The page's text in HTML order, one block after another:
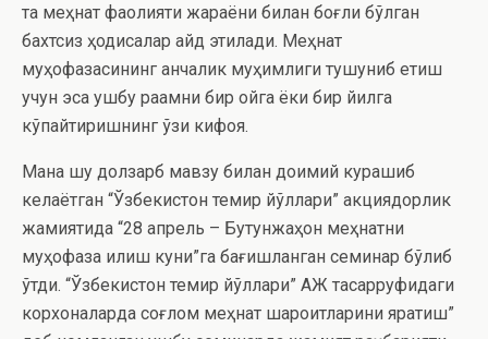
та меҳнат фаолияти жараёни билан боғлиқ бўлган
бахтсиз ҳодисалар қайд этилади. Меҳнат
муҳофазасининг қанчалик муҳимлиги тушуниб етиш
учун эса ушбу рақамни бир ойга ёки бир йилга
кўпайтиришнинг ўзи кифоя.
Мана шу долзарб мавзу билан доимий курашиб
келаётган “Ўзбекистон темир йўллари” акциядорлик
жамиятида “28 апрель – Бутунжаҳон меҳнатни
муҳофаза қилиш куни”га бағишланган семинар бўлиб
ўтди. “Ўзбекистон темир йўллари” АЖ тасарруфидаги
корхоналарда соғлом меҳнат шароитларини яратиш”